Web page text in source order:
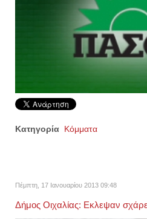
Κατηγορία Κόμματα
Πέμπτη, 17 Ιανουαρίου 2013 09:48
Δήμος Οιχαλίας: Εκλεψαν